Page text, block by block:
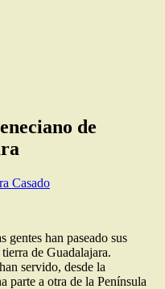
de
Casado
gentes han paseado sus
de Guadalajara.
servido, desde la
parte a otra de la Península